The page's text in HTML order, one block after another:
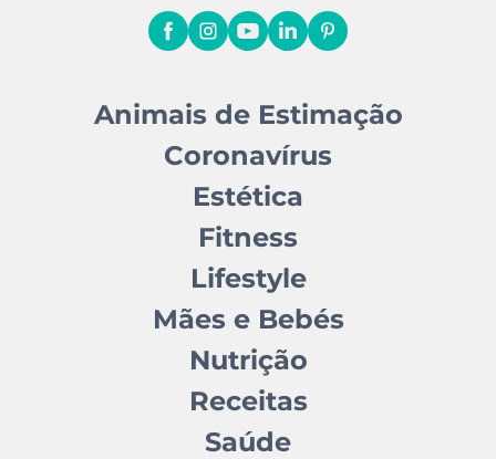
Animais de Estimação
Coronavírus
Estética
Fitness
Lifestyle
Mães e Bebés
Nutrição
Receitas
Saúde